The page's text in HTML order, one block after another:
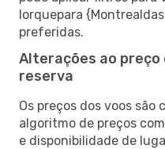
Iorquepara
preferidas.
Alterações ao preço
reserva
Os preços dos voos
algoritmo de preços
e disponibilidade de